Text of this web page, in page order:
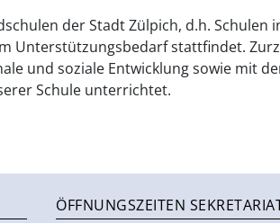
der Stadt Zülpich, d.h. Schulen
Unterstützungsbedarf stattfindet.
und soziale Entwicklung sowie mit
Schule unterrichtet.
ÖFFNUNGSZEITEN